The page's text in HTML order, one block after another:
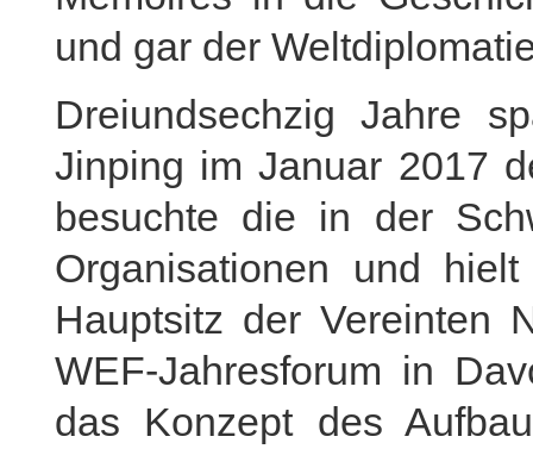
und gar der
Dreiundsechzig Jahre
Jinping im Januar 2017
besuchte die in der
Organisationen und
Hauptsitz der Vereinten
WEF-Jahresforum in
das Konzept des